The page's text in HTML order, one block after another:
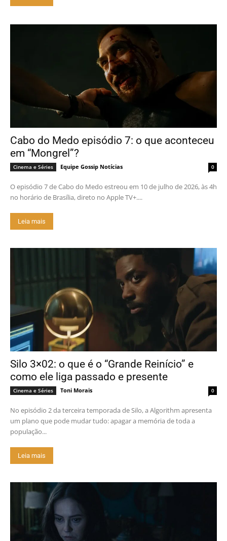
Cabo do Medo episódio 7: o que aconteceu
em “Mongrel”?
Cinema e Séries Equipe Gossip Notícias 0
O episódio 7 de Cabo do Medo estreou em 10 de julho de 2026, às 4h
no horário de Brasília, direto no Apple TV+....
Leia mais
Silo 3×02: o que é o “Grande Reinício” e
como ele liga passado e presente
Cinema e Séries Toni Morais 0
No episódio 2 da terceira temporada de Silo, a Algorithm apresenta
um plano que pode mudar tudo: apagar a memória de toda a
população...
Leia mais